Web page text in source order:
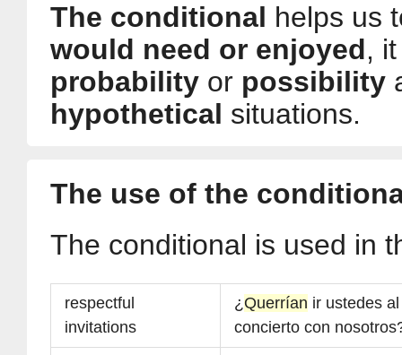
The conditional helps us
would need or enjoyed,
probability or possibility
hypothetical situations.
The use of the
The conditional is used in
respectful
invitations
¿Querrían ir ustedes al
concierto con